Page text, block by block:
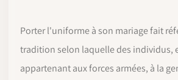
Porter l'uniforme à son mariage fait
tradition selon laquelle des individus,
appartenant aux forces armées, à la